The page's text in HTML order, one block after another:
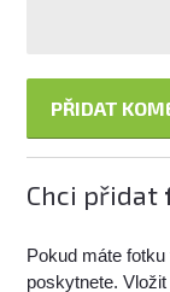
Chci přidat
Pokud máte
poskytnete.